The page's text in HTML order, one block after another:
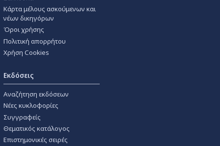
Κάρτα μέλους ασκούμενων και
νέων δικηγόρων
Όροι χρήσης
Πολιτική απορρήτου
Χρήση Cookies
Εκδόσεις
Αναζήτηση εκδόσεων
Νέες κυκλοφορίες
Συγγραφείς
Θεματικός κατάλογος
Επιστημονικές σειρές